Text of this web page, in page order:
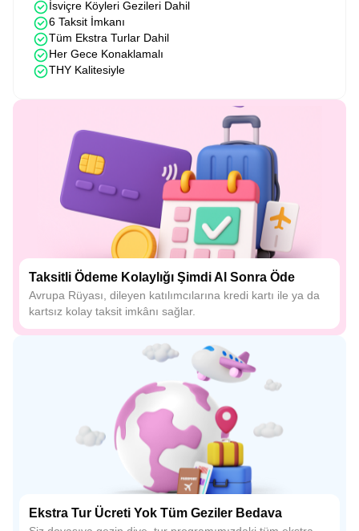
İsviçre Köyleri Gezileri Dahil
6 Taksit İmkanı
Tüm Ekstra Turlar Dahil
Her Gece Konaklamalı
THY Kalitesiyle
Taksitli Ödeme Kolaylığı Şimdi Al Sonra Öde
Avrupa Rüyası, dileyen katılımcılarına kredi kartı ile ya da
kartsız kolay taksit imkânı sağlar.
Ekstra Tur Ücreti Yok Tüm Geziler Bedava